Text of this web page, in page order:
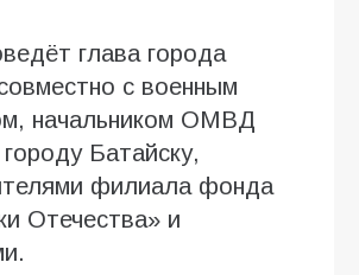
глава города
с военным
начальником ОМВД
Батайску,
филиала фонда
Отечества» и